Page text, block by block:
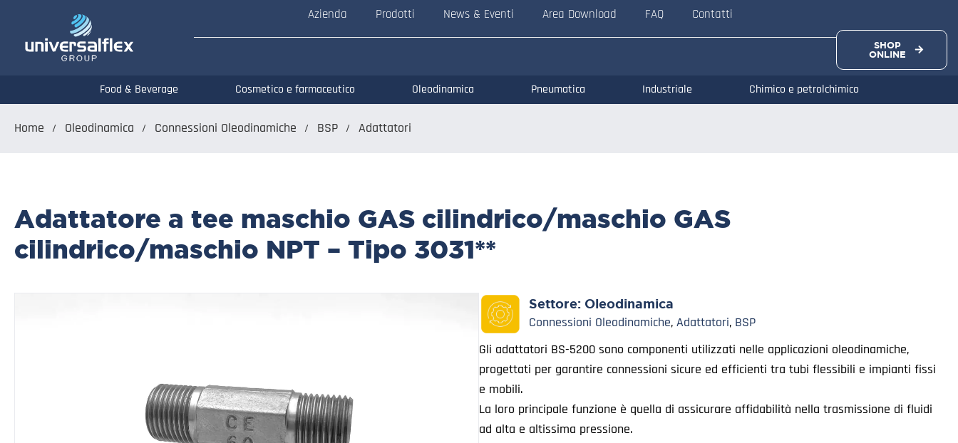
Azienda Prodotti News & Eventi Area Download FAQ Contatti
SHOP
ONLINE
Food & Beverage Cosmetico e farmaceutico Oleodinamica Pneumatica Industriale Chimico e petrolchimico
Home Oleodinamica Connessioni Oleodinamiche BSP Adattatori
Adattatore a tee maschio GAS cilindrico/maschio GAS
cilindrico/maschio NPT – Tipo 3031**
Settore: Oleodinamica
Connessioni Oleodinamiche, Adattatori, BSP
Gli adattatori BS-5200 sono componenti utilizzati nelle applicazioni oleodinamiche,
progettati per garantire connessioni sicure ed efficienti tra tubi flessibili e impianti fissi
e mobili.
La loro principale funzione è quella di assicurare affidabilità nella trasmissione di fluidi
ad alta e altissima pressione.